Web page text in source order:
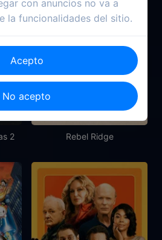
2 Rebel Ridge
con anuncios no va a
la funcionalidades del sitio.
Acepto
No acepto